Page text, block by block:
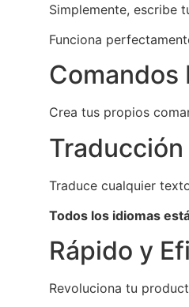
Simplemente, escribe
Funciona
Comandos
Crea tus propios
Traducción
Traduce cualquier
Todos los idiomas
Rápido y
Revoluciona tu